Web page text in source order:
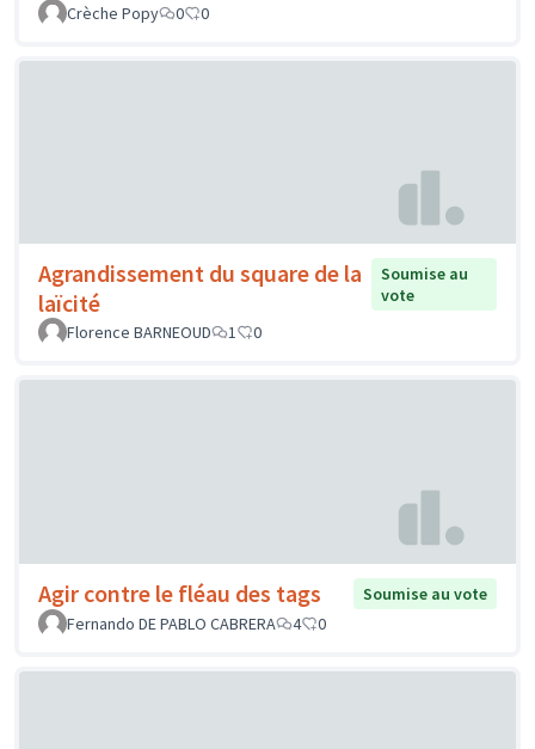
Crèche Popy
0 0
Agrandissement du square de la
laïcité
Soumise au
vote
Florence BARNEOUD
1 0
Agir contre le fléau des tags
Soumise au vote
Fernando DE PABLO CABRERA
4 0